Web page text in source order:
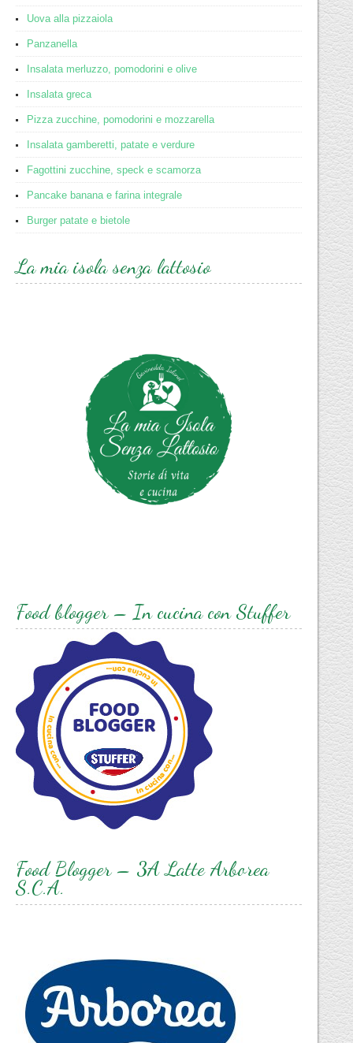
Uova alla pizzaiola
Panzanella
Insalata merluzzo, pomodorini e olive
Insalata greca
Pizza zucchine, pomodorini e mozzarella
Insalata gamberetti, patate e verdure
Fagottini zucchine, speck e scamorza
Pancake banana e farina integrale
Burger patate e bietole
La mia isola senza lattosio
Food blogger – In cucina con Stuffer
Food Blogger – 3A Latte Arborea
S.C.A.